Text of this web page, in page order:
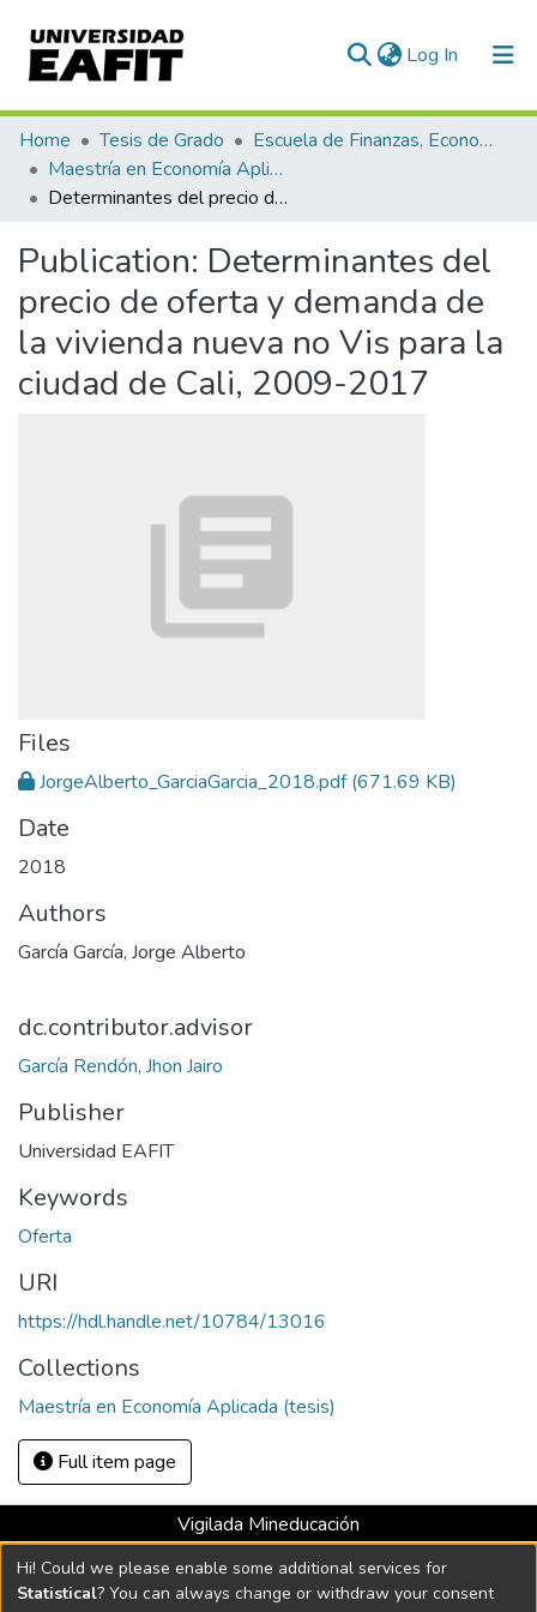
Log In (current)
Communities & Collections
All of DSpace
Home Tesis de Grado
Escuela de Finanzas, Economía y Gobierno
Maestría en Economía Aplicada (tesis)
Determinantes del precio de oferta y demanda de la vivienda nueva no Vis para la ciudad de Cali, 2009-2017
Publication: Determinantes del
precio de oferta y demanda de
la vivienda nueva no Vis para la
ciudad de Cali, 2009-2017
Files
JorgeAlberto_GarciaGarcia_2018.pdf(671.69 KB)
Date
2018
Authors
García García, Jorge Alberto
dc.contributor.advisor
García Rendón, Jhon Jairo
Publisher
Universidad EAFIT
Keywords
Oferta
URI
https://hdl.handle.net/10784/13016
Collections
Maestría en Economía Aplicada (tesis)
Full item page
Vigilada Mineducación
Universidad con Acreditación Institucional hasta 2026 -
Resolución MEN 2158 de 2018
Hi! Could we please enable some additional services for
Statistical? You can always change or withdraw your consent